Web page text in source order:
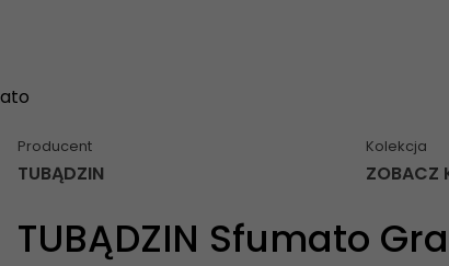
Producent
TUBĄDZIN
Kolekcja
ZOBACZ
TUBĄDZIN Sfumato